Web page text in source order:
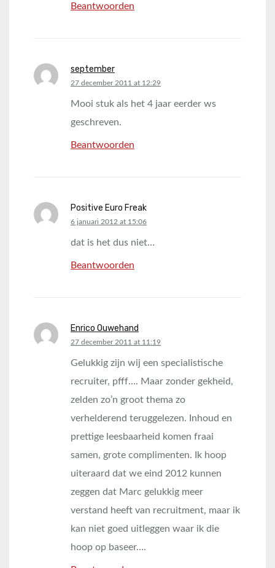
Beantwoorden
september
says:
27 december 2011 at 12:29
Mooi stuk als het 4 jaar eerder ws
geschreven.
Beantwoorden
Positive Euro Freak
says:
6 januari 2012 at 15:06
dat is het dus niet…
Beantwoorden
Enrico Ouwehand
says:
27 december 2011 at 11:19
Gelukkig zijn wij een specialistische
recruiter, pfff…. Maar zonder gekheid,
zelden zo’n groot thema zo
verhelderend teruggelezen. Inhoud en
prettige leesbaarheid komen fraai
samen, grote complimenten. Ik hoop
uiteraard dat we eind 2012 kunnen
zeggen dat Marc gelukkig meer
verstand heeft van recruitment, maar ik
kan niet goed uitleggen waar ik die
hoop op baseer….